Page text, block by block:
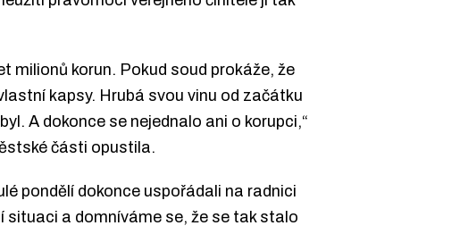
milionů korun. Pokud soud prokáže, že
kapsy. Hrubá svou vinu od začátku
A dokonce se nejednalo ani o korupci,“
části opustila.
pondělí dokonce uspořádali na radnici
situaci a domníváme se, že se tak stalo